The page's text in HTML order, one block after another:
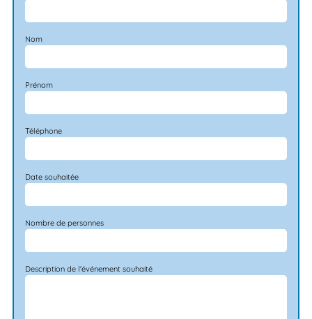
Nom
Prénom
Téléphone
Date souhaitée
Nombre de personnes
Description de l'événement souhaité